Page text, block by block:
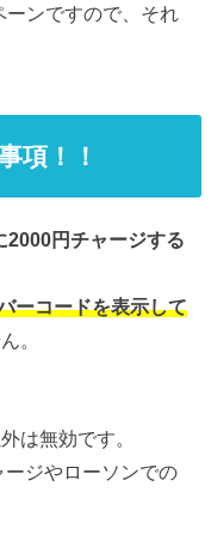
ーンですので、それ
項！！
2000円チャージする
ーコードを表示して
。
は無効です。
ジやローソンでの